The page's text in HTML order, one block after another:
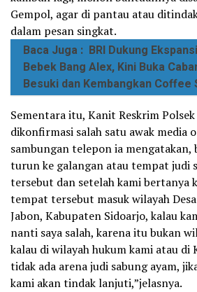
Gempol, agar di pantau atau
dalam pesan singkat.
Baca Juga : BRI Dukung Ekspansi
Bebek Bang Alex, Kini Buka
Besuki dan Kembangkan Coffee
Sementara itu, Kanit Reskrim Polsek
dikonfirmasi salah satu awak media
sambungan telepon ia mengatakan,
turun ke galangan atau tempat judi
tersebut dan setelah kami bertanya
tempat tersebut masuk wilayah
Jabon, Kabupaten Sidoarjo, kalau
nanti saya salah, karena itu bukan
kalau di wilayah hukum kami atau di
tidak ada arena judi sabung ayam,
kami akan tindak lanjuti,”jelasnya.